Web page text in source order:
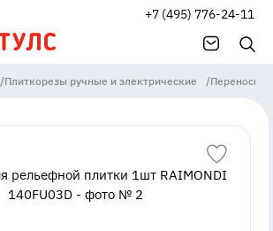
+7 (495) 776-24-11
/Плиткорезы ручные и электрические /Переноски